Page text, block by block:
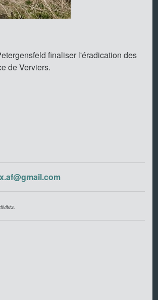
finaliser l'éradication des
de Verviers.